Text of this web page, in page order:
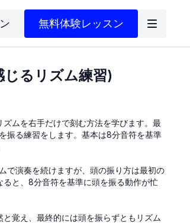
無料体験レッスン
るリズム練習)
ムを右手だけで刻む方法を学びます。最
振る練習をします。基本は8分音符を基準
で演奏を続けますが、頭の振り方は最初の
と、8分音符を基準に頭を振る動作が忙
覚え、最終的には頭を振らずともリズム